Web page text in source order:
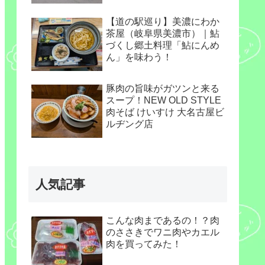
【道の駅巡り】美濃にわか
茶屋（岐阜県美濃市）｜鮎
づくし郷土料理「鮎にんめ
ん」を味わう！
豚肉の旨味がガツンと来る
スープ！NEW OLD STYLE
肉そば けいすけ 大名古屋ビ
ルヂング店
人気記事
こんな肉まであるの！？肉
のささきでワニ肉やカエル
肉を買ってみた！